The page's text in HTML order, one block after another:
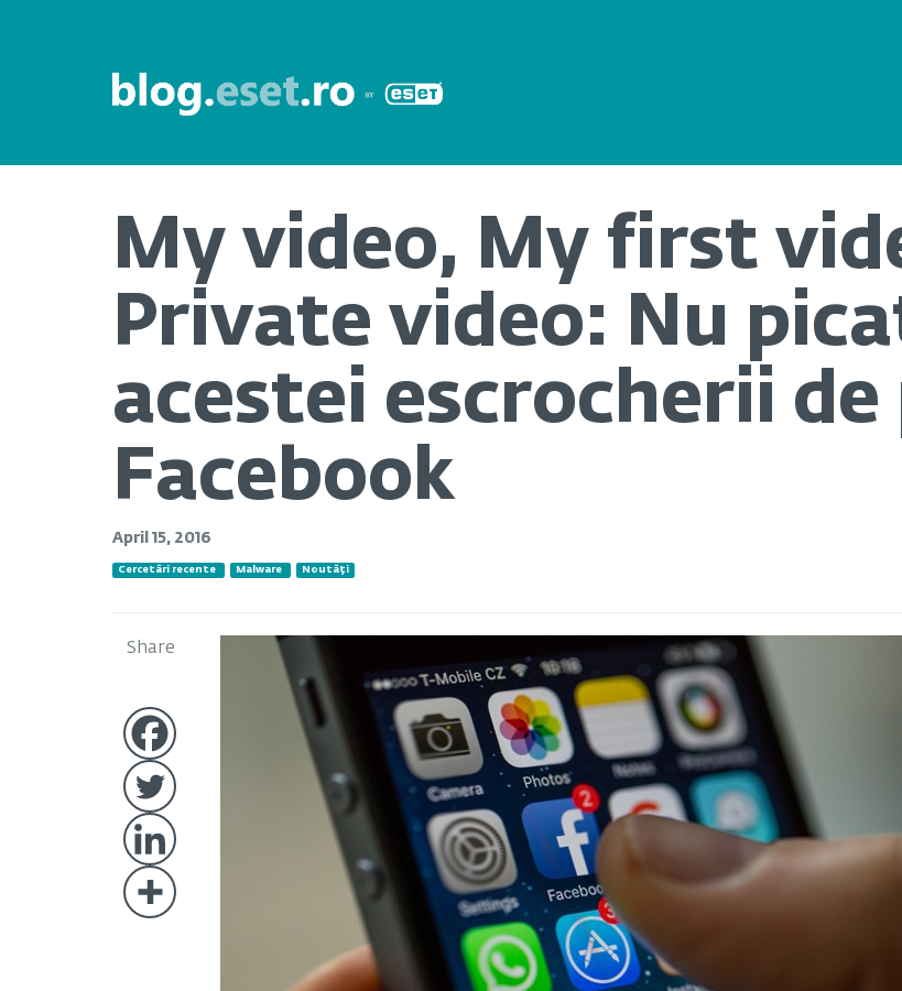
My video, My first
Private video: Nu
acestei escrocherii de
Facebook
April 15, 2016
Cercetări recente Malware Noutăți
Share